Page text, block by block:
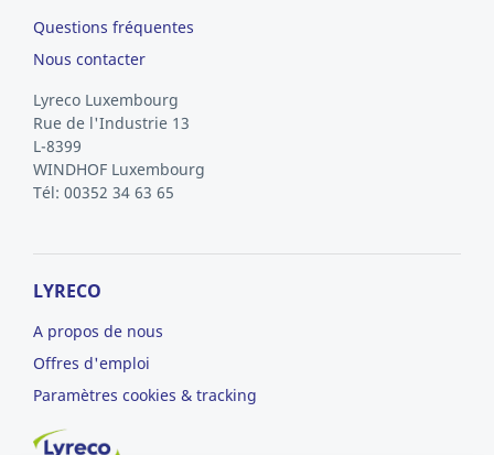
Questions fréquentes
Nous contacter
Lyreco Luxembourg
Rue de l'Industrie 13
L-8399
WINDHOF Luxembourg
Tél: 00352 34 63 65
LYRECO
A propos de nous
Offres d'emploi
Paramètres cookies & tracking